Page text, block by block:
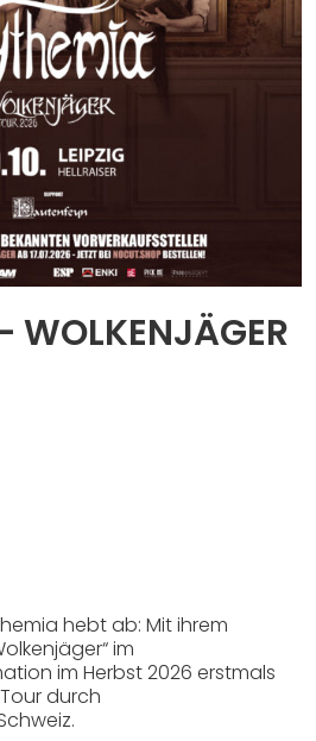
Contact
Jobs
& Merch
WOLKENJÄGER
hebt ab: Mit ihrem
im
im Herbst 2026 erstmals
durch